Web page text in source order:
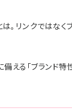
。リンクではなく
える「ブランド特